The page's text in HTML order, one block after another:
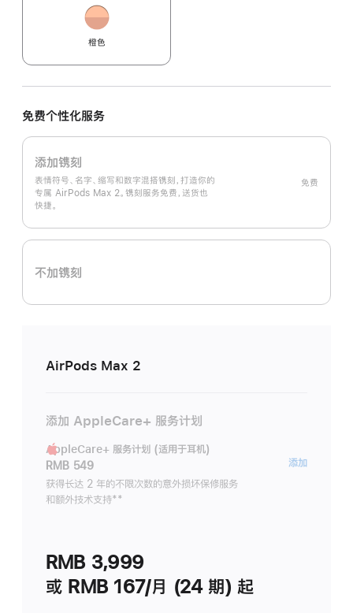
橙色
免费个性化服务
添加镌刻
表情符号、名字、缩写和数字混搭镌刻，打造你的
专属 AirPods Max 2。镌刻服务免费，送货也
快捷。
免费
不加镌刻
AirPods Max 2
添加 AppleCare+ 服务计划
AppleCare+ 服务计划 (适用于耳机)
RMB 549
获得长达 2 年的不限次数的意外损坏保修服务
和额外技术支持脚
**
添加
RMB 3,999
或 RMB 167/月 (24 期) 起